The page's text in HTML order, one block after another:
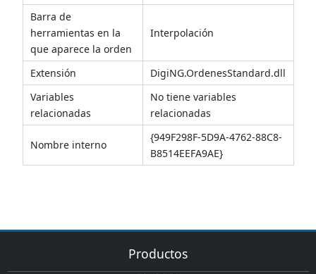
Barra de
herramientas en la
que aparece la orden
Interpolación
Extensión
DigiNG.OrdenesStandard.dll
Variables
relacionadas
No tiene variables
relacionadas
Nombre interno
{949F298F-5D9A-4762-88C8-
B8514EEFA9AE}
Productos